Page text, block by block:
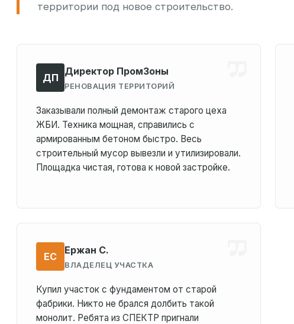
территории под новое строительство.
ДП
Директор ПромЗоны
РЕНОВАЦИЯ ТЕРРИТОРИЙ
Заказывали полный демонтаж старого цеха
ЖБИ. Техника мощная, справились с
армированным бетоном быстро. Весь
строительный мусор вывезли и утилизировали.
Площадка чистая, готова к новой застройке.
ЕС
Ержан С.
ВЛАДЕЛЕЦ УЧАСТКА
Купил участок с фундаментом от старой
фабрики. Никто не брался долбить такой
монолит. Ребята из СПЕКТР пригнали